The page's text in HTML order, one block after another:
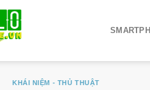
KHÁI NIỆM - THỦ THUẬT